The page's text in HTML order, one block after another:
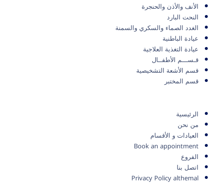
الأنف والأذن والحنجرة
النحت البارد
الغدد الصماء والسكري والسمنة
عيادة الباطنية
عيادة التغذية العلاجية
قـســـم الأطفــال
قسم الأشعة التشخيصية
قسم المختبر
الرئيسية
من نحن
العيادات و الأقسام
Book an appointment
الفروع
اتصل بنا
Privacy Policy althemal